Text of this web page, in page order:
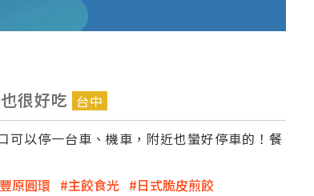
很好吃 台中
以停一台車、機車，附近也蠻好停車的！餐
豐原圓環 主餃食光
日式脆皮煎餃